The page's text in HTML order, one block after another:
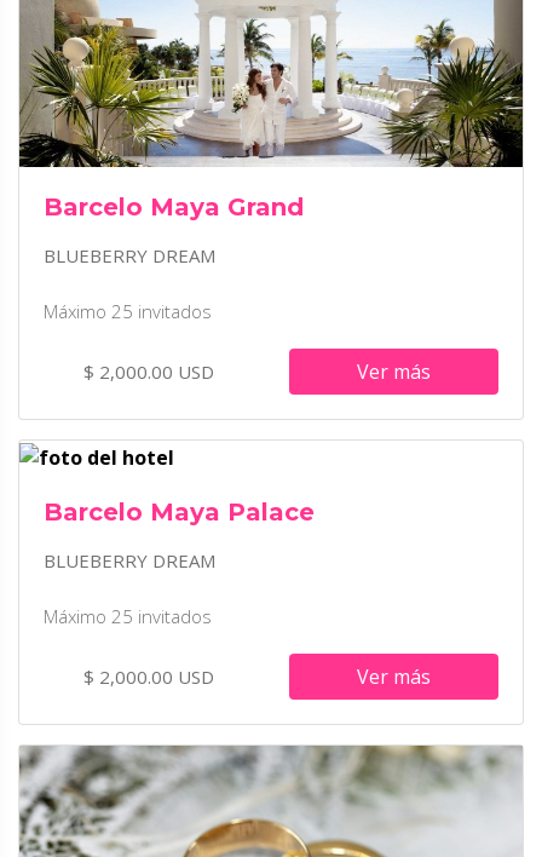
Barcelo Maya Grand
BLUEBERRY DREAM
Máximo 25 invitados
$ 2,000.00 USD Ver más
Barcelo Maya Palace
BLUEBERRY DREAM
Máximo 25 invitados
$ 2,000.00 USD Ver más